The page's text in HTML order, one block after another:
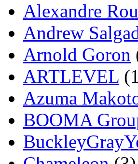
Alexandre
Andrew
Arnold Goron
ARTLEVEL
Azuma
BOOMA